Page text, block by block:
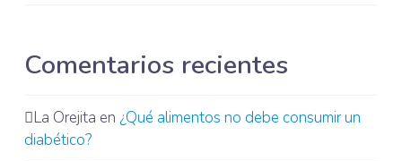
Comentarios recientes
La Orejita en ¿Qué alimentos no debe consumir un
diabético?